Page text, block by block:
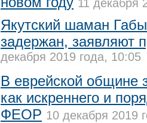
11 декабря
Якутский шаман
задержан, заявляют
декабря 2019 года, 10:05
В еврейской общине
как искреннего и
ФЕОР 10 декабря 2019